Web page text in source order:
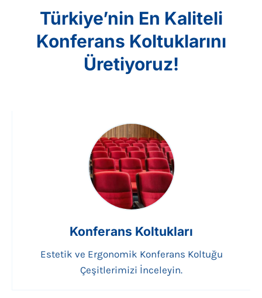
Türkiye’nin En Kaliteli
Konferans Koltuklarını
Üretiyoruz!
Konferans Koltukları
Estetik ve Ergonomik Konferans Koltuğu
Çeşitlerimizi İnceleyin.